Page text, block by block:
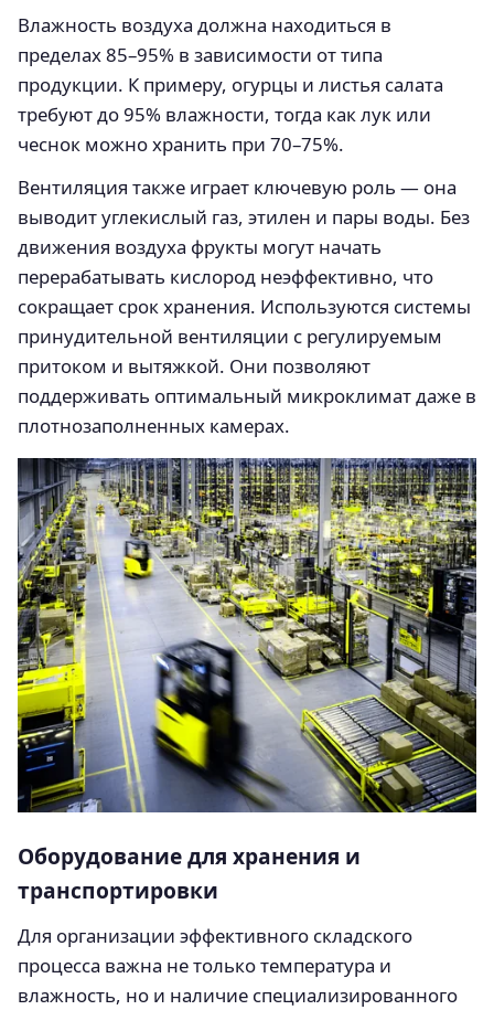
Влажность воздуха должна находиться в
пределах 85–95% в зависимости от типа
продукции. К примеру, огурцы и листья салата
требуют до 95% влажности, тогда как лук или
чеснок можно хранить при 70–75%.
Вентиляция также играет ключевую роль — она
выводит углекислый газ, этилен и пары воды. Без
движения воздуха фрукты могут начать
перерабатывать кислород неэффективно, что
сокращает срок хранения. Используются системы
принудительной вентиляции с регулируемым
притоком и вытяжкой. Они позволяют
поддерживать оптимальный микроклимат даже в
плотнозаполненных камерах.
Оборудование для хранения и
транспортировки
Для организации эффективного складского
процесса важна не только температура и
влажность, но и наличие специализированного